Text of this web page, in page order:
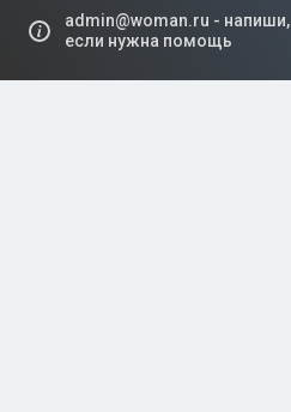
admin@woman.ru - напиши,
если нужна помощь